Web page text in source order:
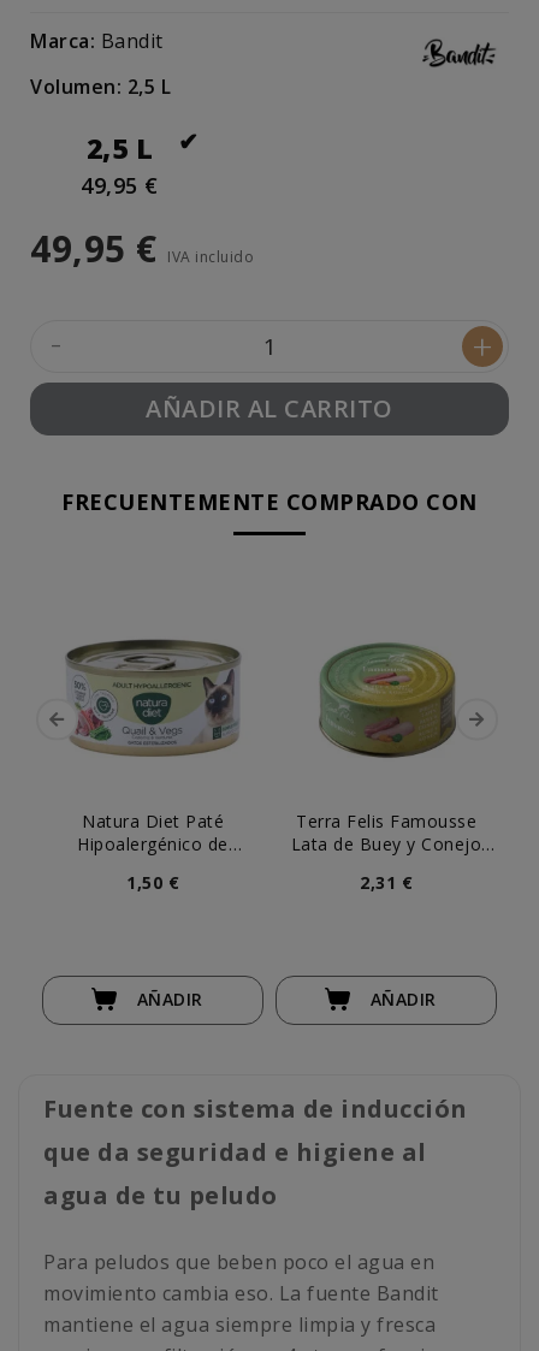
Marca: Bandit
Volumen: 2,5 L
2,5 L
49,95 €
49,95 € IVA incluido
- +
AÑADIR AL CARRITO
FRECUENTEMENTE COMPRADO CON
Natura Diet Paté
Hipoalergénico de
Gato
1,50 €
AÑADIR
Terra Felis Famousse
Lata de Buey y Conejo
2,31 €
AÑADIR
Fuente con sistema de inducción
que da seguridad e higiene al
agua de tu peludo
Para peludos que beben poco el agua en
movimiento cambia eso. La fuente Bandit
mantiene el agua siempre limpia y fresca